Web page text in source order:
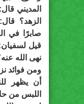
المديني
الزهد؟
صابرًا في
قيل
نهى الله
ومن فوائد
أن يظهر
اللبس من